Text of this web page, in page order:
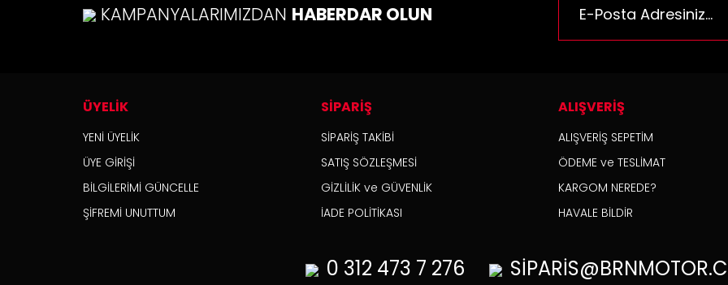
KAMPANYALARIMIZDAN HABERDAR OLUN
ÜYELİK
YENİ ÜYELİK
ÜYE GİRİŞİ
BİLGİLERİMİ GÜNCELLE
ŞİFREMİ UNUTTUM
SİPARİŞ
SİPARİŞ TAKİBİ
SATIŞ SÖZLEŞMESİ
GİZLİLİK ve GÜVENLİK
İADE POLİTİKASI
ALIŞVERİŞ
ALIŞVERİŞ SEPETİM
ÖDEME ve TESLİMAT
KARGOM NEREDE?
HAVALE BİLDİR
0 312 473 7 276